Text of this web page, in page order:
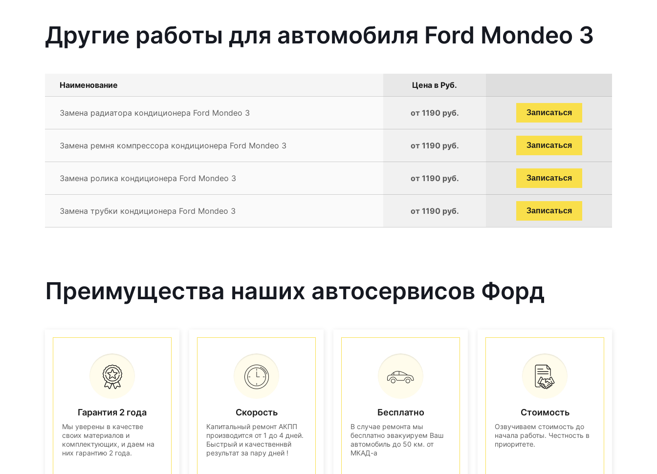
Другие работы для автомобиля Ford Mondeo 3
Наименование Цена в Руб.
Замена радиатора кондиционера Ford Mondeo 3 от 1190 руб. Записаться
Замена ремня компрессора кондиционера Ford Mondeo 3 от 1190 руб. Записаться
Замена ролика кондиционера Ford Mondeo 3 от 1190 руб. Записаться
Замена трубки кондиционера Ford Mondeo 3 от 1190 руб. Записаться
Преимущества наших автосервисов Форд
Гарантия 2 года
Мы уверены в качестве
своих материалов и
комплектующих, и даем на
них гарантию 2 года.
Скорость
Капитальный ремонт АКПП
производится от 1 до 4 дней.
Быстрый и качественнвй
результат за пару дней !
Бесплатно
В случае ремонта мы
бесплатно эвакуируем Ваш
автомобиль до 50 км. от
МКАД-а
Стоимость
Озвучиваем стоимость до
начала работы. Честность в
приоритете.